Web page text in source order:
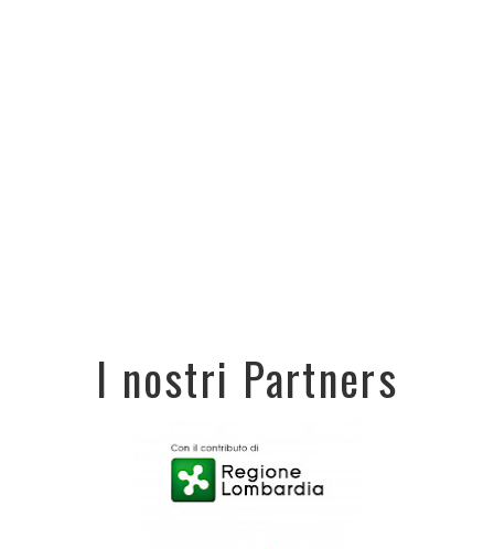
I nostri Partners